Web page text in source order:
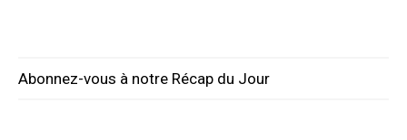
Abonnez-vous à notre Récap du Jour